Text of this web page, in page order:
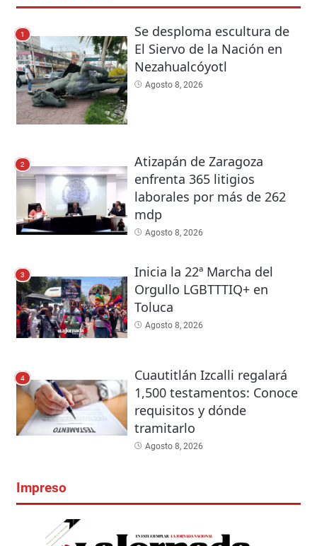
1
Se desploma escultura de
El Siervo de la Nación en
Nezahualcóyotl
Agosto 8, 2026
2
Atizapán de Zaragoza
enfrenta 365 litigios
laborales por más de 262
mdp
Agosto 8, 2026
3
Inicia la 22ª Marcha del
Orgullo LGBTTTIQ+ en
Toluca
Agosto 8, 2026
4
Cuautitlán Izcalli regalará
1,500 testamentos: Conoce
requisitos y dónde
tramitarlo
Agosto 8, 2026
Impreso